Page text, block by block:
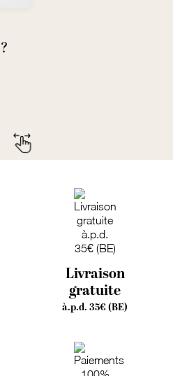
Livraison
gratuite
à.p.d. 35€ (BE)